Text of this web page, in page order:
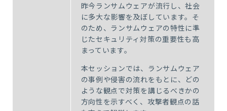
昨今ランサムウェアが流行し、社会
に多大な影響を及ぼしています。そ
のため、ランサムウェアの特性に準
じたセキュリティ対策の重要性も高
まっています。
本セッションでは、ランサムウェア
の事例や侵害の流れをもとに、どの
ような観点で対策を講じるべきかの
方向性を示すべく、攻撃者観点の話